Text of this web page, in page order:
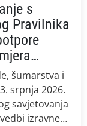
s
Pravilnika
šumarstva i
srpnja 2026.
savjetovanja
izravne